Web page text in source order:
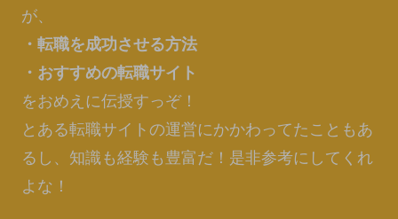
が、
・転職を成功させる方法
・おすすめの転職サイト
をおめえに伝授すっぞ！
とある転職サイトの運営にかかわってたこともあ
るし、知識も経験も豊富だ！是非参考にしてくれ
よな！